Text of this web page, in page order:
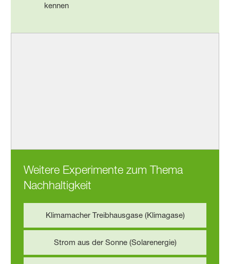
kennen
Weitere Experimente zum Thema
Nachhaltigkeit
Klimamacher Treibhausgase (Klimagase)
Strom aus der Sonne (Solarenergie)